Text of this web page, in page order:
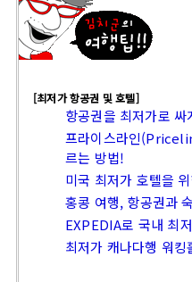
[최저가 항공권 및 호텔]
항공권을 최저가로
프라이스라인
르는 방법!
미국 최저가 호텔을
홍콩 여행, 항공권과
EXPEDIA로 국내 최
최저가 캐나다행 워